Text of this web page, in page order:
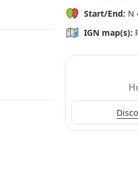
Start/End: N
IGN map(s):